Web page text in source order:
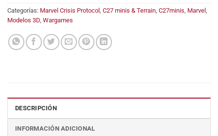
Categorías: Marvel Crisis Protocol , C27 minis & Terrain, C27minis, Marvel ,
Modelos 3D, Wargames
DESCRIPCIÓN
INFORMACIÓN ADICIONAL